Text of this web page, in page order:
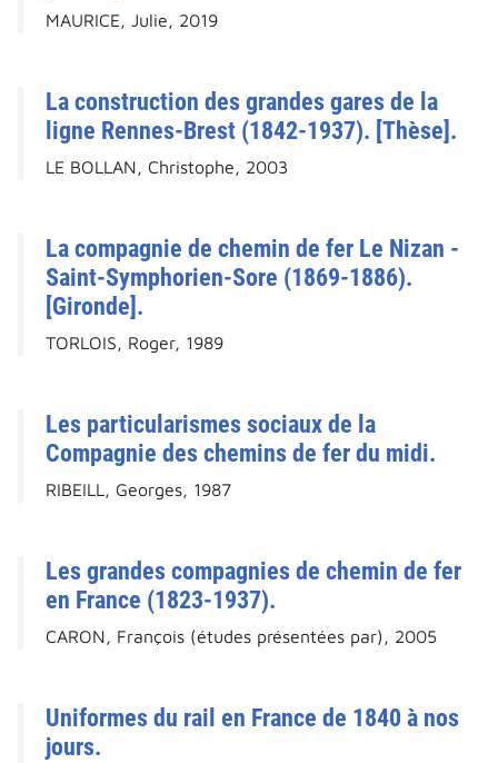
MAURICE, Julie, 2019
La construction des grandes gares de la
ligne Rennes-Brest (1842-1937). [Thèse].
LE BOLLAN, Christophe, 2003
La compagnie de chemin de fer Le Nizan -
Saint-Symphorien-Sore (1869-1886).
[Gironde].
TORLOIS, Roger, 1989
Les particularismes sociaux de la
Compagnie des chemins de fer du midi.
RIBEILL, Georges, 1987
Les grandes compagnies de chemin de fer
en France (1823-1937).
CARON, François (études présentées par), 2005
Uniformes du rail en France de 1840 à nos
jours.